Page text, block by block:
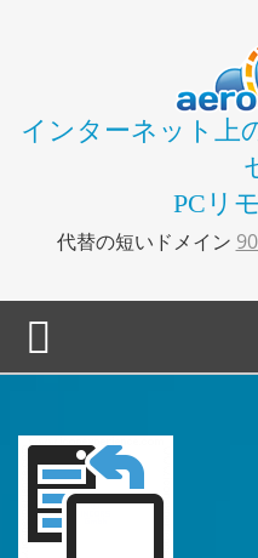
インターネット上
PCリ
代替の短いドメイン